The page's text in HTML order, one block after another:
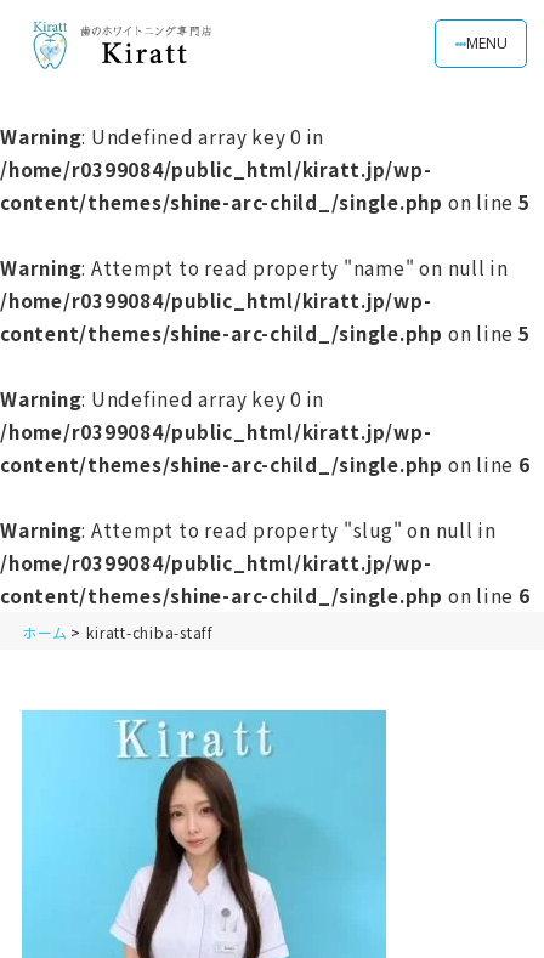
MENU
Warning: Undefined array key 0 in
/home/r0399084/public_html/kiratt.jp/wp-
content/themes/shine-arc-child_/single.php on line 5
Warning: Attempt to read property "name" on null in
/home/r0399084/public_html/kiratt.jp/wp-
content/themes/shine-arc-child_/single.php on line 5
Warning: Undefined array key 0 in
/home/r0399084/public_html/kiratt.jp/wp-
content/themes/shine-arc-child_/single.php on line 6
Warning: Attempt to read property "slug" on null in
/home/r0399084/public_html/kiratt.jp/wp-
content/themes/shine-arc-child_/single.php on line 6
ホーム kiratt-chiba-staff